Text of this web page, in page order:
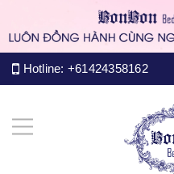
Hotline: +61424358162